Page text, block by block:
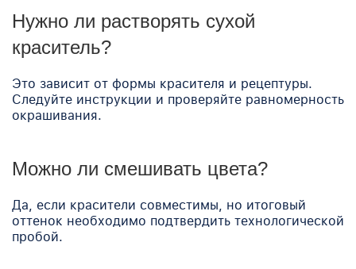
Нужно ли растворять сухой
краситель?
Это зависит от формы красителя и рецептуры.
Следуйте инструкции и проверяйте равномерность
окрашивания.
Можно ли смешивать цвета?
Да, если красители совместимы, но итоговый
оттенок необходимо подтвердить технологической
пробой.